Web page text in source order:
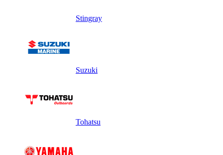
Stingray
Suzuki
Tohatsu